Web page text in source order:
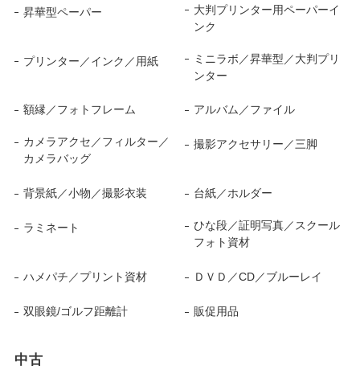
昇華型ペーパー
大判プリンター用ペーパーイ
ンク
プリンター／インク／用紙
ミニラボ／昇華型／大判プリ
ンター
額縁／フォトフレーム アルバム／ファイル
カメラアクセ／フィルター／
カメラバッグ
撮影アクセサリー／三脚
背景紙／小物／撮影衣装 台紙／ホルダー
ラミネート
ひな段／証明写真／スクール
フォト資材
ハメパチ／プリント資材 ＤＶＤ／CD／ブルーレイ
双眼鏡/ゴルフ距離計 販促用品
中古